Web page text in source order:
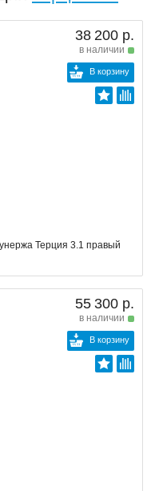
38 200 р.
в наличии
В корзину
Терция 3.1 правый
55 300 р.
в наличии
В корзину